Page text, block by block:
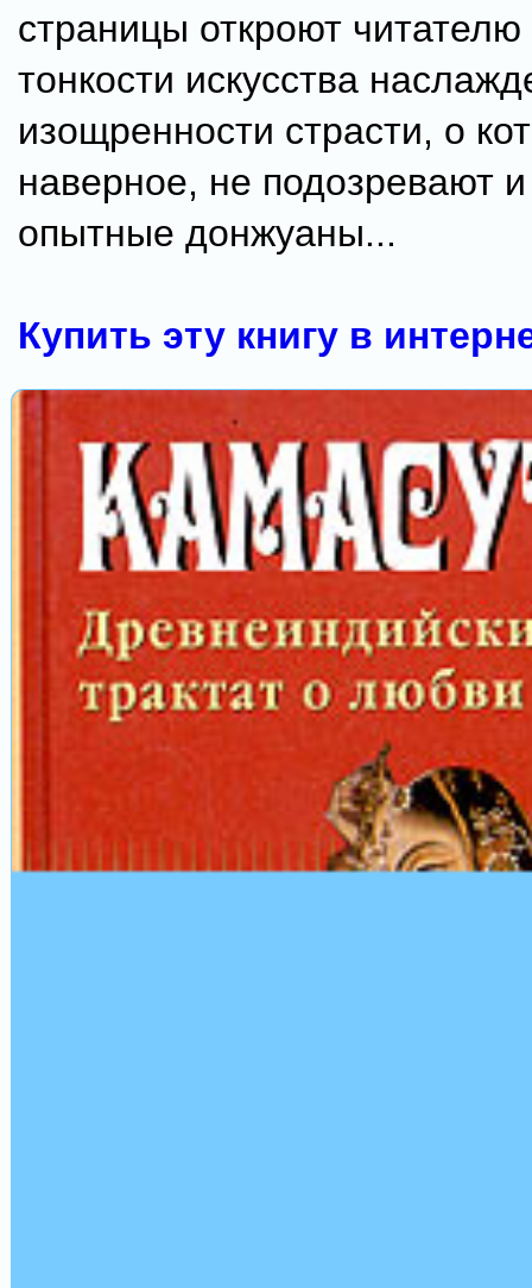
страницы откроют читателю
тонкости искусства
изощренности страсти, о
наверное, не подозревают
опытные донжуаны...
Купить эту книгу в